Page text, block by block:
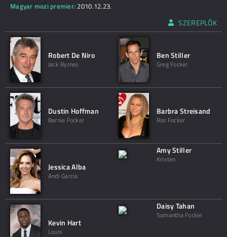
Magyar mozi premier: 2010.12.23.
SZEREPLŐK
Robert De Niro
Jack Byrnes
Ben Stiller
Greg Focker
Dustin Hoffman
Bernie Focker
Barbra Streisand
Roz Focker
Jessica Alba
Andi Garcia
Amy Stiller
Kristen
Kevin Hart
Louis
Daisy Tahan
Samantha Focker